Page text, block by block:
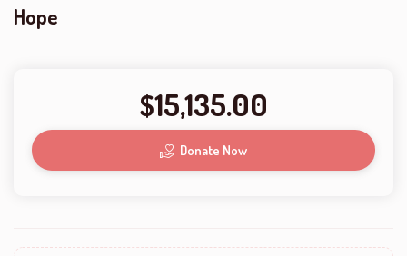
Hope
$15,135.00
Donate Now